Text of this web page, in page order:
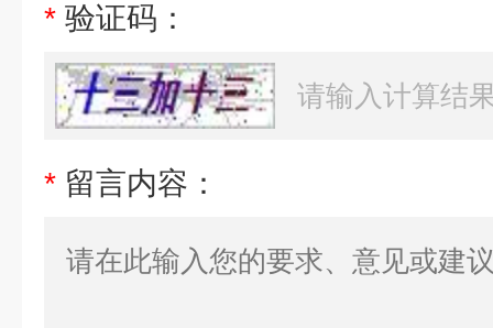
* 验证码：
* 留言内容：